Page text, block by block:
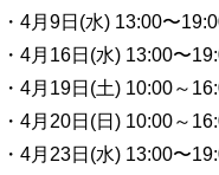
・4月9日(水) 13:00〜
・4月16日(水) 13:00〜
・4月19日(土) 10:00～
・4月20日(日) 10:00～
・4月23日(水) 13:00〜